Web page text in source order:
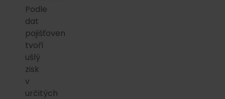
Podle
dat
pojišťoven
tvoří
ušlý
zisk
v
určitých